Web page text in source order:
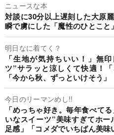
ニュースな本
対談に30分以上遅刻した大原
瞬で虜にした「魔性のひとこと
明日なに着てく？
「生地が気持ちいい！」無
ツ”サラッと涼しくて快適！
「今から秋、ずっといけそう」
今日のリーマンめし!!
「めっちゃ好き。毎年食べて
いなスイーツ”美味すぎてホ
足感」「コメダでいちばん美味